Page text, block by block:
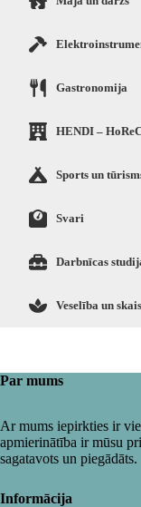
Gastronomija
HENDI –
Sports un
Svari
Darbnīcas
Veselība un
Par mums
Ar mums iepirkties ir
apmierinātība ir mūsu
sagatavots un piegādāts.
Informācija